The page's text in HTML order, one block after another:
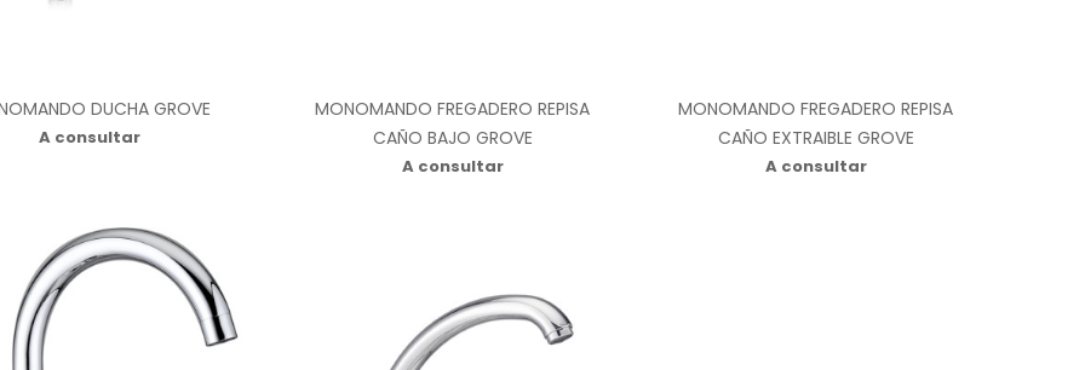
DUCHA GROVE
A consultar
MONOMANDO FREGADERO REPISA
CAÑO BAJO GROVE
A consultar
MONOMANDO FREGADERO REPISA
CAÑO EXTRAIBLE GROVE
A consultar